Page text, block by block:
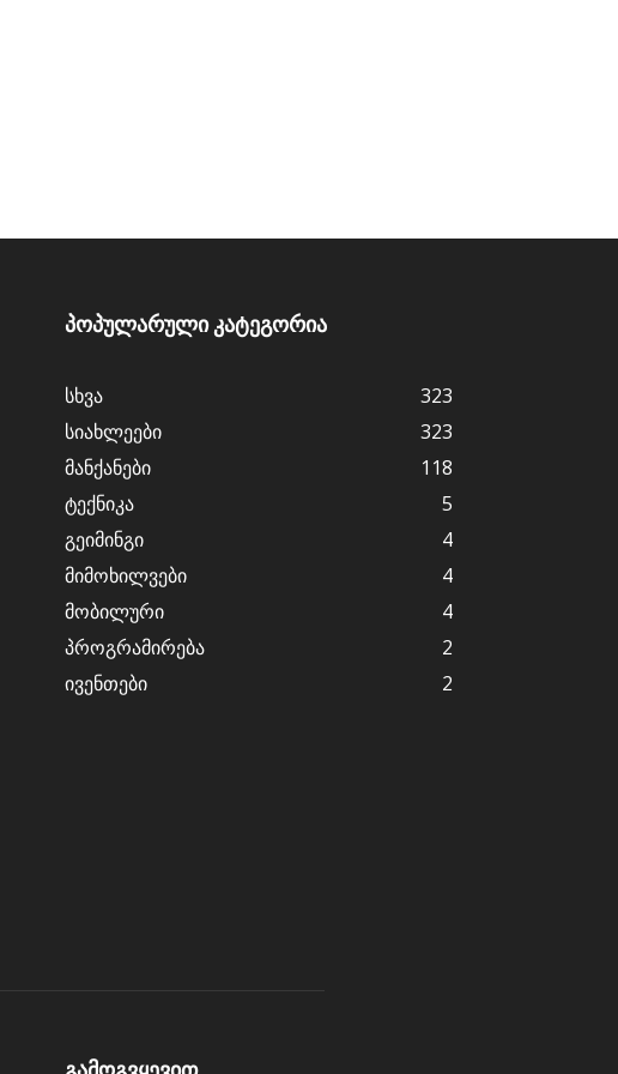
პოპულარული კატეგორია
სხვა
323
სიახლეები
323
მანქანები
118
ტექნიკა
5
გეიმინგი
4
მიმოხილვები
4
მობილური
4
პროგრამირება
2
ივენთები
2